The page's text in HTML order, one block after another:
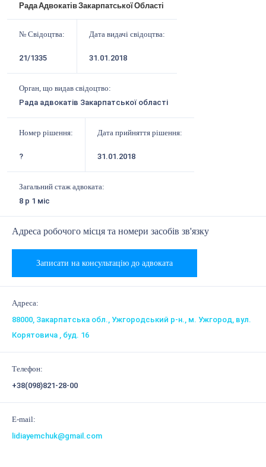
Рада Адвокатів Закарпатської Області
№ Свідоцтва:
21/1335
Дата видачі свідоцтва:
31.01.2018
Орган, що видав свідоцтво:
Рада адвокатів Закарпатської області
Номер рішення:
?
Дата прийняття рішення:
31.01.2018
Загальний стаж адвоката:
8 р 1 міс
Адреса робочого місця та номери засобів зв'язку
Записати на консультацію до адвоката
Адреса:
88000, Закарпатська обл., Ужгородський р-н., м. Ужгород, вул.
Корятовича , буд. 16
Телефон:
+38(098)821-28-00
E-mail:
lidiayemchuk@gmail.com